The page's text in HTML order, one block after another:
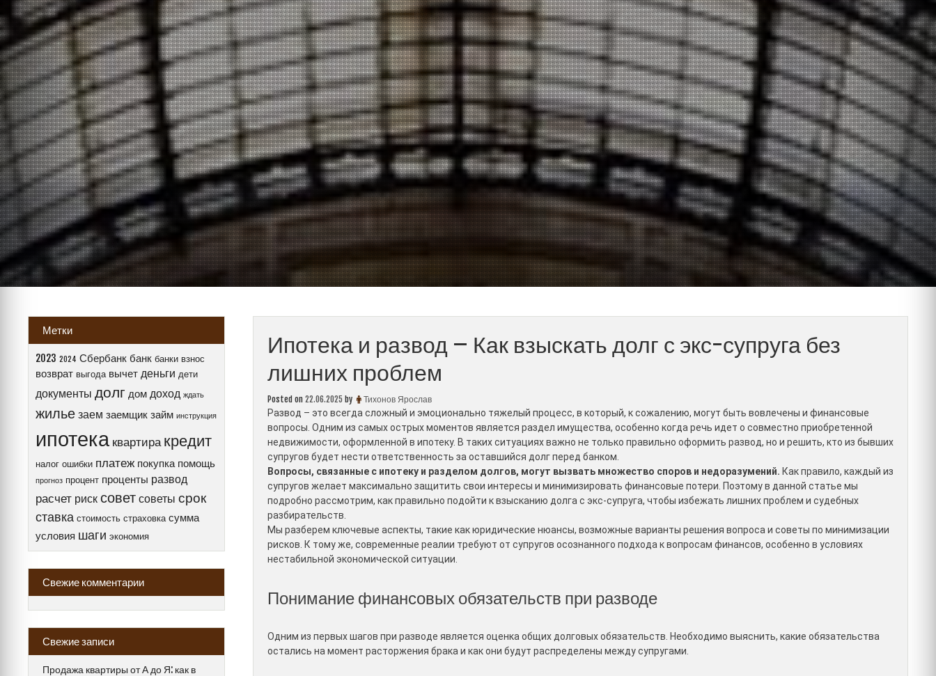
Ипотека и развод – Как взыскать долг с экс-супруга без
лишних проблем
Posted on 22.06.2025 by Тихонов Ярослав
Развод – это всегда сложный и эмоционально тяжелый процесс, в который, к сожалению, могут быть вовлечены и финансовые
вопросы. Одним из самых острых моментов является раздел имущества, особенно когда речь идет о совместно приобретенной
недвижимости, оформленной в ипотеку. В таких ситуациях важно не только правильно оформить развод, но и решить, кто из бывших
супругов будет нести ответственность за оставшийся долг перед банком.
Вопросы, связанные с ипотеку и разделом долгов, могут вызвать множество споров и недоразумений. Как правило, каждый из
супругов желает максимально защитить свои интересы и минимизировать финансовые потери. Поэтому в данной статье мы
подробно рассмотрим, как правильно подойти к взысканию долга с экс-супруга, чтобы избежать лишних проблем и судебных
разбирательств.
Мы разберем ключевые аспекты, такие как юридические нюансы, возможные варианты решения вопроса и советы по минимизации
рисков. К тому же, современные реалии требуют от супругов осознанного подхода к вопросам финансов, особенно в условиях
нестабильной экономической ситуации.
Понимание финансовых обязательств при разводе
Одним из первых шагов при разводе является оценка общих долговых обязательств. Необходимо выяснить, какие обязательства
остались на момент расторжения брака и как они будут распределены между супругами.
Метки
2023 2024 Сбербанк банк банки взнос
возврат выгода вычет деньги дети
документы долг дом доход ждать
жилье заем заемщик займ инструкция
ипотека квартира кредит
налог ошибки платеж покупка помощь
прогноз процент проценты развод
расчет риск совет советы срок
ставка стоимость страховка сумма
условия шаги экономия
Свежие комментарии
Свежие записи
Продажа квартиры от А до Я: как в